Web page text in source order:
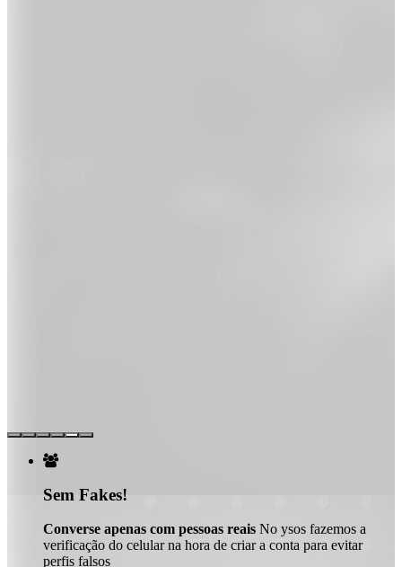

Sem Fakes!
Converse apenas com pessoas reais No ysos fazemos a
verificação do celular na hora de criar a conta para evitar
perfis falsos